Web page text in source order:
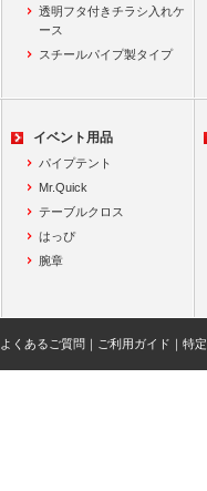
透明フタ付きチラシ入れケ
ース
スチールパイプ製タイプ
イベント用品
パイプテント
Mr.Quick
テーブルクロス
はっぴ
腕章
よくあるご質問 ご利用ガイド 特